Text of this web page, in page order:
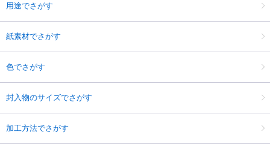
用途でさがす
紙素材でさがす
色でさがす
封入物のサイズでさがす
加工方法でさがす